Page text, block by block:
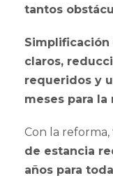
tantos
claros,
requeridos y
meses para
Con la
de estancia
años para